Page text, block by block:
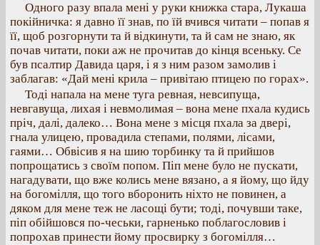
Одного разу впала мені у руки книжка стара, Лукаша
покійничка: я давно її знав, по їй вчився читати – попав я
її, щоб розгорнути та й відкинути, та й сам не знаю, як
почав читати, поки аж не прочитав до кінця всеньку. Се
був псалтир Давида царя, і я з ним разом замолив і
заблагав: «Дай мені крила – привітаю птицею по горах».
Тоді напала на мене туга ревная, невсипуща,
невгавуща, лихая і невмолимая – вона мене пхала кудись
пріч, далі, далеко… Вона мене з місця пхала за двері,
гнала улицею, провадила степами, полями, лісами,
гаями… Обвісив я на шию торбинку та й прийшов
попрощатись з своїм попом. Піп мене було не пускати,
нагадувати, що вже колись мене вязано, а я йому, що йду
на богомілля, що того вборонить ніхто не повинен, а
дяком для мене теж не ласощі бути; тоді, почувши таке,
піп обійшовся по-чеськи, гарненько поблагословив і
попрохав принести йому просвирку з богомілля…